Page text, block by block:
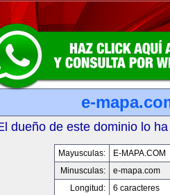
e-
dueño de este dominio lo
Mayusculas:
E-MAPA.COM
Minusculas:
e-mapa.com
Longitud:
6 caracteres